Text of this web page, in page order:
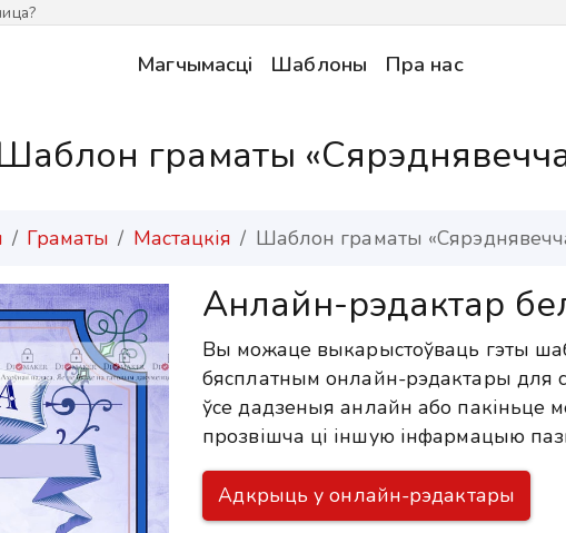
Магчымасці Шаблоны Пра нас
граматы
Граматы Мастацкія Шаблон граматы
Анлайн-рэдактар
Вы можаце выкарыстоўваць гэты
бясплатным онлайн-рэдактары для
ўсе дадзеныя анлайн або пакіньце
прозвішча ці іншую інфармацыю
Адкрыць у онлайн-рэдактары